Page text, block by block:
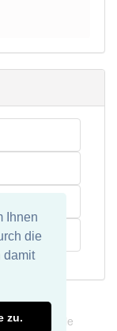
Ihnen
die
damit
zu.
für die